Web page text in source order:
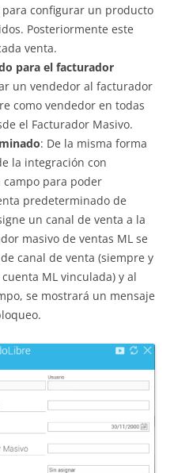
configurar un producto
Posteriormente este
venta.
para el facturador
un vendedor al facturador
como vendedor en todas
el Facturador Masivo.
: De la misma forma
la integración con
para poder
predeterminado de
un canal de venta a la
masivo de ventas ML se
canal de venta (siempre y
ML vinculada) y al
se mostrará un mensaje